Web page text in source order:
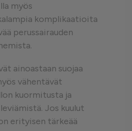
myös
komplikaatioita
perussairauden
ainoastaan suojaa
vähentävät
kuormitusta ja
Jos kuulut
erityisen tärkeää